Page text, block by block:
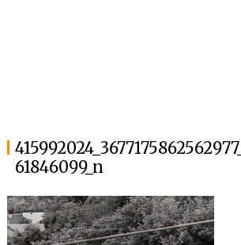
61846099_n